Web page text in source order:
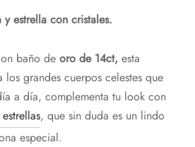
estrella con cristales.
baño de oro de 14ct, esta
los grandes cuerpos celestes que
a día, complementa tu look con
, que sin duda es un lindo
especial.